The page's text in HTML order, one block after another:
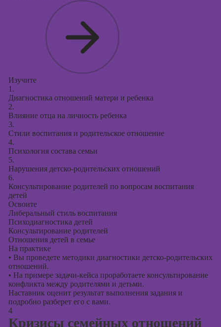
Изучите
1.
Диагностика отношений матери и ребенка
2.
Влияние отца на личность ребенка
3.
Стили воспитания и родительское отношение
4.
Психология состава семьи
5.
Нарушения детско-родительских отношений
6.
Консультирование родителей по вопросам воспитания
детей
Освоите
Либеральный стиль воспитания
Психодиагностика детей
Консультирование родителей
Отношения детей в семье
На практике
• Вы проведете методики диагностики детско-родительских
отношений.
• На примере задачи-кейса проработаете консультирование
конфликта между родителями и детьми.
Наставник оценит результат выполнения задания и
подробно разберет его с вами.
4
Кризисы семейных отношений